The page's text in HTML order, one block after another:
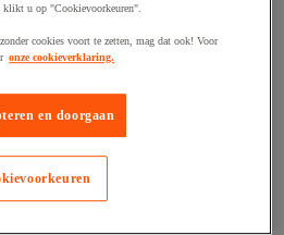
versterkte kist
klikt u op "Cookievoorkeuren".
cookies voort te zetten, mag dat ook! Voor
onze cookieverklaring.
en doorgaan